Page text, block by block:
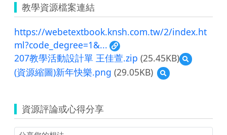
教學資源檔案連結
https://webetextbook.knsh.com.tw/2/index.ht
ml?code_degree=1&...
207教學活動設計單 王佳萱.zip (25.45KB)
預
覽
設
(資源縮圖)新年快樂.png (29.05KB)
預
覽
圖)
新
資源評論或心得分享